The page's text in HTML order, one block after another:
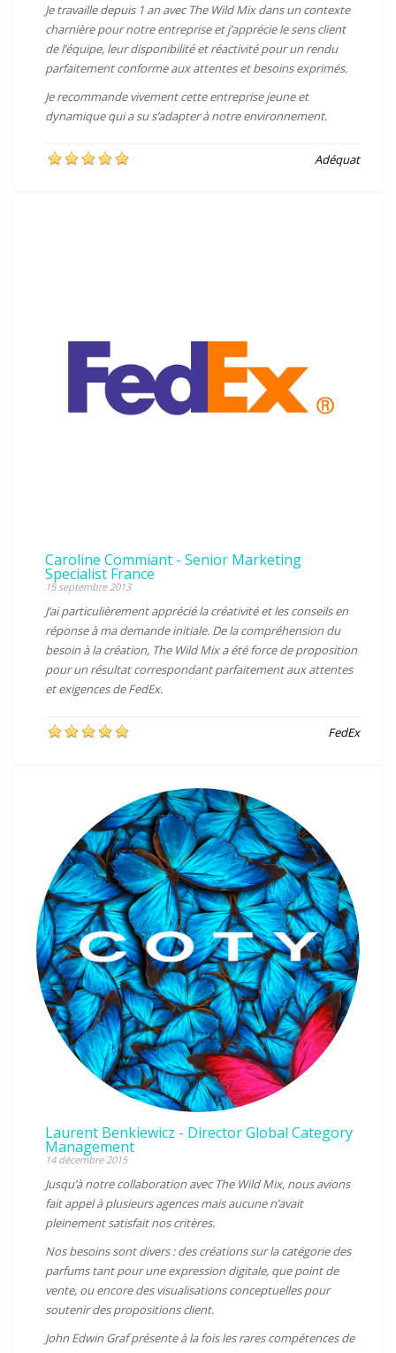
Je travaille depuis 1 an avec The Wild Mix dans un contexte
charnière pour notre entreprise et j’apprécie le sens client
de l’équipe, leur disponibilité et réactivité pour un rendu
parfaitement conforme aux attentes et besoins exprimés.
Je recommande vivement cette entreprise jeune et
dynamique qui a su s’adapter à notre environnement.
Adéquat
Caroline Commiant - Senior Marketing
Specialist France
15 septembre 2013
J’ai particulièrement apprécié la créativité et les conseils en
réponse à ma demande initiale. De la compréhension du
besoin à la création, The Wild Mix a été force de proposition
pour un résultat correspondant parfaitement aux attentes
et exigences de FedEx.
FedEx
Laurent Benkiewicz - Director Global Category
Management
14 décembre 2015
Jusqu’à notre collaboration avec The Wild Mix, nous avions
fait appel à plusieurs agences mais aucune n’avait
pleinement satisfait nos critères.
Nos besoins sont divers : des créations sur la catégorie des
parfums tant pour une expression digitale, que point de
vente, ou encore des visualisations conceptuelles pour
soutenir des propositions client.
John Edwin Graf présente à la fois les rares compétences de